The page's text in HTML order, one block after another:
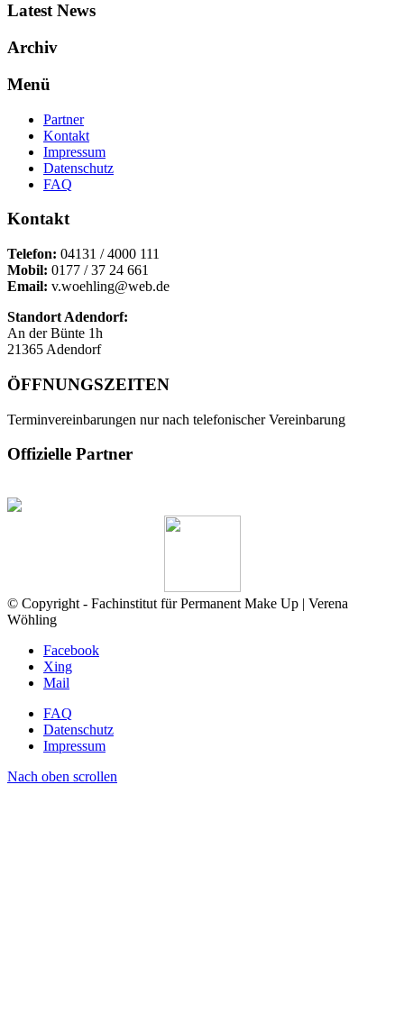
Latest News
Archiv
Menü
Partner
Kontakt
Impressum
Datenschutz
FAQ
Kontakt
Telefon: 04131 / 4000 111
Mobil: 0177 / 37 24 661
Email: v.woehling@web.de
Standort Adendorf:
An der Bünte 1h
21365 Adendorf
ÖFFNUNGSZEITEN
Terminvereinbarungen nur nach telefonischer Vereinbarung
Offizielle Partner
© Copyright - Fachinstitut für Permanent Make Up | Verena
Wöhling
Facebook
Xing
Mail
FAQ
Datenschutz
Impressum
Nach oben scrollen